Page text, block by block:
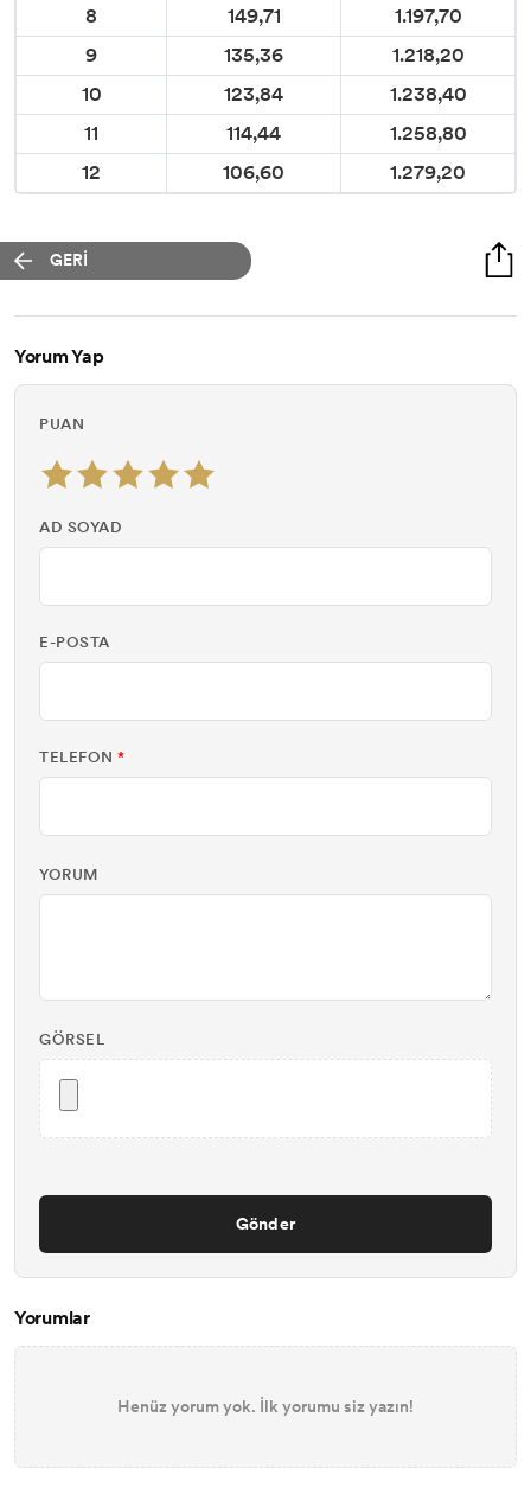
8
149,71
1.197,70
9
135,36
1.218,20
10
123,84
1.238,40
11
114,44
1.258,80
12
106,60 1.279,20
GERİ
Yorum Yap
PUAN
AD SOYAD
E-POSTA
TELEFON *
YORUM
GÖRSEL
Gönder
Yorumlar
Henüz yorum yok. İlk yorumu siz yazın!